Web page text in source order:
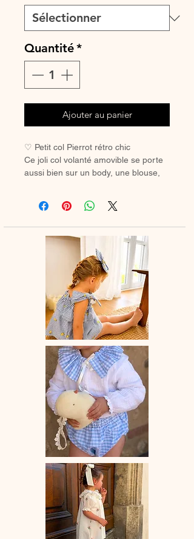
Quantité*
Ajouter au panier
♡ Petit col Pierrot rétro chic
Ce joli col volanté amovible se porte
aussi bien sur un body, une blouse,
rétro chic à n’importe quelle tenue.
pouvez former un joli nœud et ajuster
facilement le col en desserrant
légèrement les fronces pour l’adapter
au tour de cou de votre enfant.
Le col est entièrement doublé pour
un fini soigné et un confort optimal.
✿ Délai de fabrication : entre 15 et 28
jours ouvrés, selon les commandes
en cours.
✿ Entretien :
– Lavage à la main conseillé dans un
petit filet de lingerie ou en machine à
20°C maximum, avec des couleurs
similaires.
– Cycle délicat recommandé.
– Sèche-linge déconseillé.
Après lavage le repasse est conseillé
pour un rendu plus soigné